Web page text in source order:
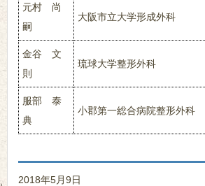
元村 尚
嗣
大阪市立大学形成外科
金谷 文
則
琉球大学整形外科
服部 泰
典
小郡第一総合病院整形外科
2018年5月9日